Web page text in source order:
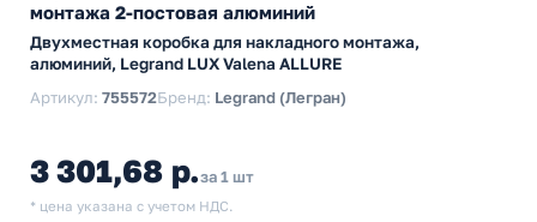
монтажа 2-постовая алюминий
Двухместная коробка для накладного монтажа,
алюминий, Legrand LUX Valena ALLURE
Артикул: 755572Бренд: Legrand (Легран)
3 301,68 р.за 1 шт
* цена указана с учетом НДС.